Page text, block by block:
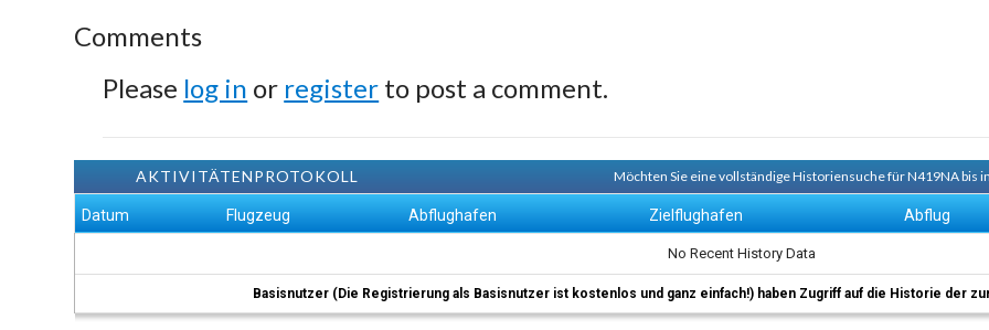
Comments
Please log in or register to post a comment.
AKTIVITÄTENPROTOKOLL Möchten Sie eine vollständige Historiensuche für N419NA bis
Datum Flugzeug Abflughafen Zielflughafen Abflug
No Recent History Data
Basisnutzer (Die Registrierung als Basisnutzer ist kostenlos und ganz einfach!) haben Zugriff auf die Historie der